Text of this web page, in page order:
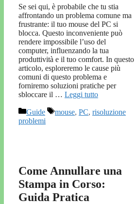
Se sei qui, è probabile che tu stia
affrontando un problema comune ma
frustrante: il tuo mouse del PC si
blocca. Questo inconveniente può
rendere impossibile l’uso del
computer, influenzando la tua
produttività e il tuo comfort. In questo
articolo, esploreremo le cause più
comuni di questo problema e
forniremo soluzioni pratiche per
sbloccare il … Leggi tutto
Categorie
Guide Tag
mouse, PC, risoluzione
problemi
Come Annullare una
Stampa in Corso:
Guida Pratica